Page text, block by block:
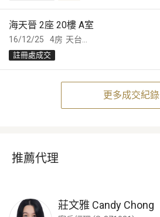
16/12/25
海天晉 2座 20樓 A室
天台...
4房
註冊處成交
更多成交紀錄
推薦代理
莊文雅 Candy Chong